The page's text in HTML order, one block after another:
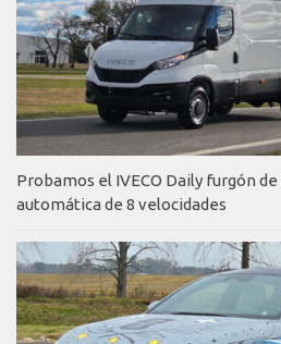
Probamos el IVECO Daily furgón de
automática de 8 velocidades